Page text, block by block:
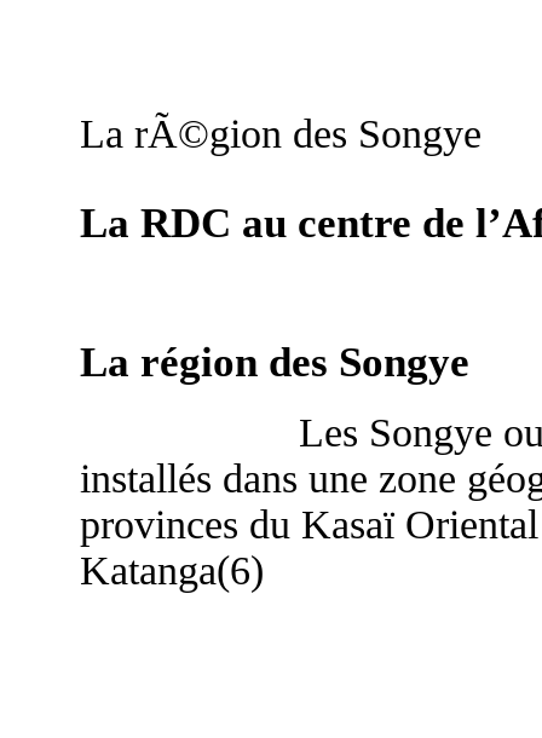
La rÃ©gion des Songye
La RDC au centre de
La région des Songye
Les Songye
installés dans une zone
provinces du Kasaï
Katanga(6)